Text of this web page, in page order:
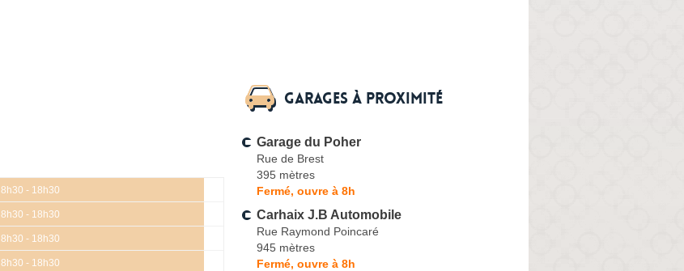
8h30 - 18h30
8h30 - 18h30
8h30 - 18h30
8h30 - 18h30
Garages à proximité
Garage du Poher
Rue de Brest
395 mètres
Fermé, ouvre à 8h
Carhaix J.B Automobile
Rue Raymond Poincaré
945 mètres
Fermé, ouvre à 8h